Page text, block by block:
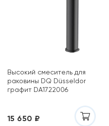
Высокий смеситель для
раковины DQ Düsseldor
графит DA1722006
15 650 ₽